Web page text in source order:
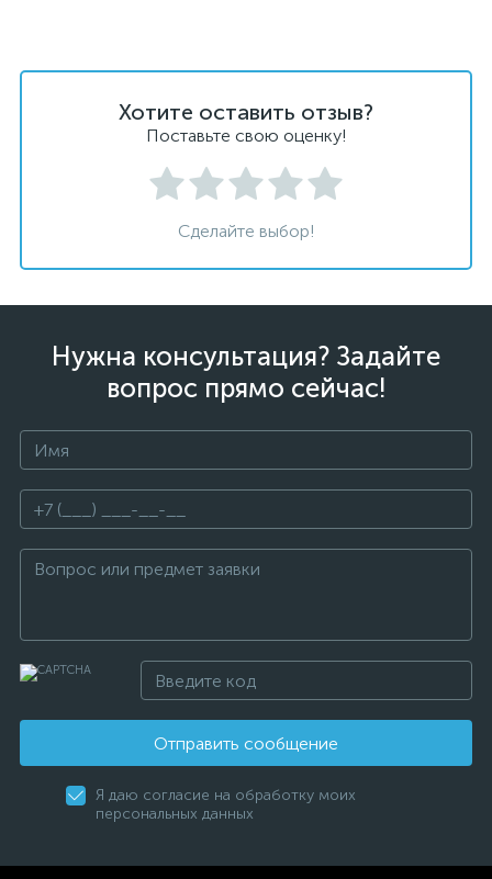
Хотите оставить отзыв?
Поставьте свою оценку!
Сделайте выбор!
Нужна консультация? Задайте
вопрос прямо сейчас!
Отправить сообщение
Я даю согласие на обработку моих
персональных данных